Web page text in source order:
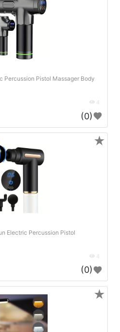
Percussion Pistol Massager Body
4
(0)
Electric Percussion Pistol
4
(0)
★
★